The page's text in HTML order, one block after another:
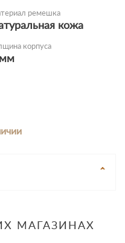
ремешка
кожа
корпуса
МАГАЗИНАХ